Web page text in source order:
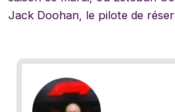
Jack Doohan, le pilote de